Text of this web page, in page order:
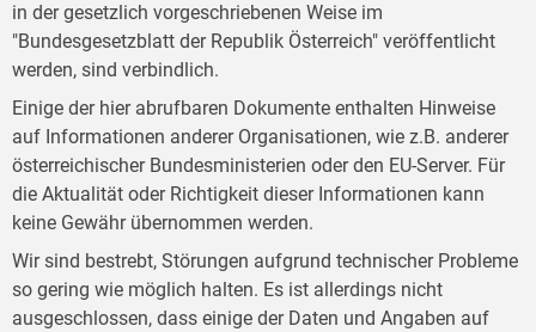
in der gesetzlich vorgeschriebenen Weise im
"Bundesgesetzblatt der Republik Österreich" veröffentlicht
werden, sind verbindlich.
Einige der hier abrufbaren Dokumente enthalten Hinweise
auf Informationen anderer Organisationen, wie z.B. anderer
österreichischer Bundesministerien oder den EU-Server. Für
die Aktualität oder Richtigkeit dieser Informationen kann
keine Gewähr übernommen werden.
Wir sind bestrebt, Störungen aufgrund technischer Probleme
so gering wie möglich halten. Es ist allerdings nicht
ausgeschlossen, dass einige der Daten und Angaben auf